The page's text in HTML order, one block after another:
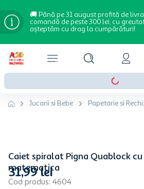
🚚 Până pe 31 august profită de
comandă de peste 300 lei, cu
așteptăm cu drag la cumpărături!
Jucarii si Bebe Papetarie si
Caiet spiralat Pigna Quablock
matematica
Cod produs: 4604
31,99lei